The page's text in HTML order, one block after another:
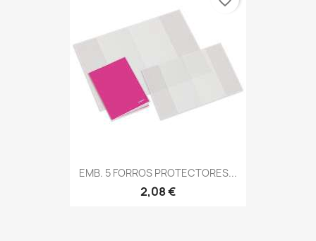
EMB. 5 FORROS PROTECTORES...
2,08 €